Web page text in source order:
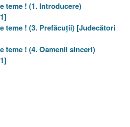
teme ! (1. Introducere)
teme ! (3. Prefăcuţii) [Judecători
teme ! (4. Oamenii sinceri)